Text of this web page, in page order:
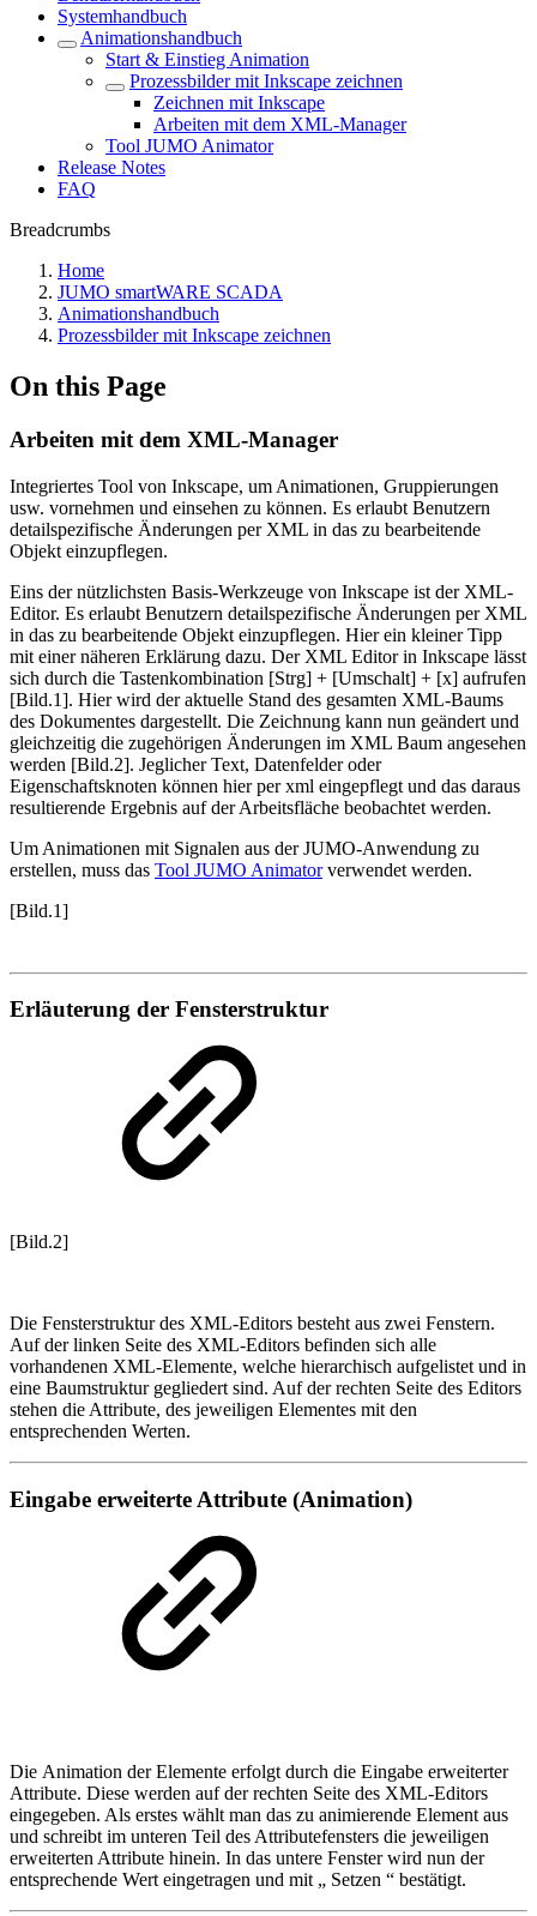
Systemhandbuch
Animationshandbuch
Start & Einstieg Animation
Prozessbilder mit Inkscape zeichnen
Zeichnen mit Inkscape
Arbeiten mit dem XML-Manager
Tool JUMO Animator
Release Notes
FAQ
Breadcrumbs
Home
JUMO smartWARE SCADA
Animationshandbuch
Prozessbilder mit Inkscape zeichnen
On this Page
Arbeiten mit dem XML-Manager
Integriertes Tool von Inkscape, um Animationen, Gruppierungen
usw. vornehmen und einsehen zu können. Es erlaubt Benutzern
detailspezifische Änderungen per XML in das zu bearbeitende
Objekt einzupflegen.
Eins der nützlichsten Basis-Werkzeuge von Inkscape ist der XML-
Editor. Es erlaubt Benutzern detailspezifische Änderungen per XML
in das zu bearbeitende Objekt einzupflegen. Hier ein kleiner Tipp
mit einer näheren Erklärung dazu. Der XML Editor in Inkscape lässt
sich durch die Tastenkombination [Strg] + [Umschalt] + [x] aufrufen
[Bild.1]. Hier wird der aktuelle Stand des gesamten XML-Baums
des Dokumentes dargestellt. Die Zeichnung kann nun geändert und
gleichzeitig die zugehörigen Änderungen im XML Baum angesehen
werden [Bild.2]. Jeglicher Text, Datenfelder oder
Eigenschaftsknoten können hier per xml eingepflegt und das daraus
resultierende Ergebnis auf der Arbeitsfläche beobachtet werden.
Um Animationen mit Signalen aus der JUMO-Anwendung zu
erstellen, muss das Tool JUMO Animatorverwendet werden.
[Bild.1]
Erläuterung der Fensterstruktur
[Bild.2]
Die Fensterstruktur des XML-Editors besteht aus zwei Fenstern.
Auf der linken Seite des XML-Editors befinden sich alle
vorhandenen XML-Elemente, welche hierarchisch aufgelistet und in
eine Baumstruktur gegliedert sind. Auf der rechten Seite des Editors
stehen die Attribute, des jeweiligen Elementes mit den
entsprechenden Werten.
Eingabe erweiterte Attribute (Animation)
Die Animation der Elemente erfolgt durch die Eingabe erweiterter
Attribute. Diese werden auf der rechten Seite des XML-Editors
eingegeben. Als erstes wählt man das zu animierende Element aus
und schreibt im unteren Teil des Attributefensters die jeweiligen
erweiterten Attribute hinein. In das untere Fenster wird nun der
entsprechende Wert eingetragen und mit „ Setzen “ bestätigt.